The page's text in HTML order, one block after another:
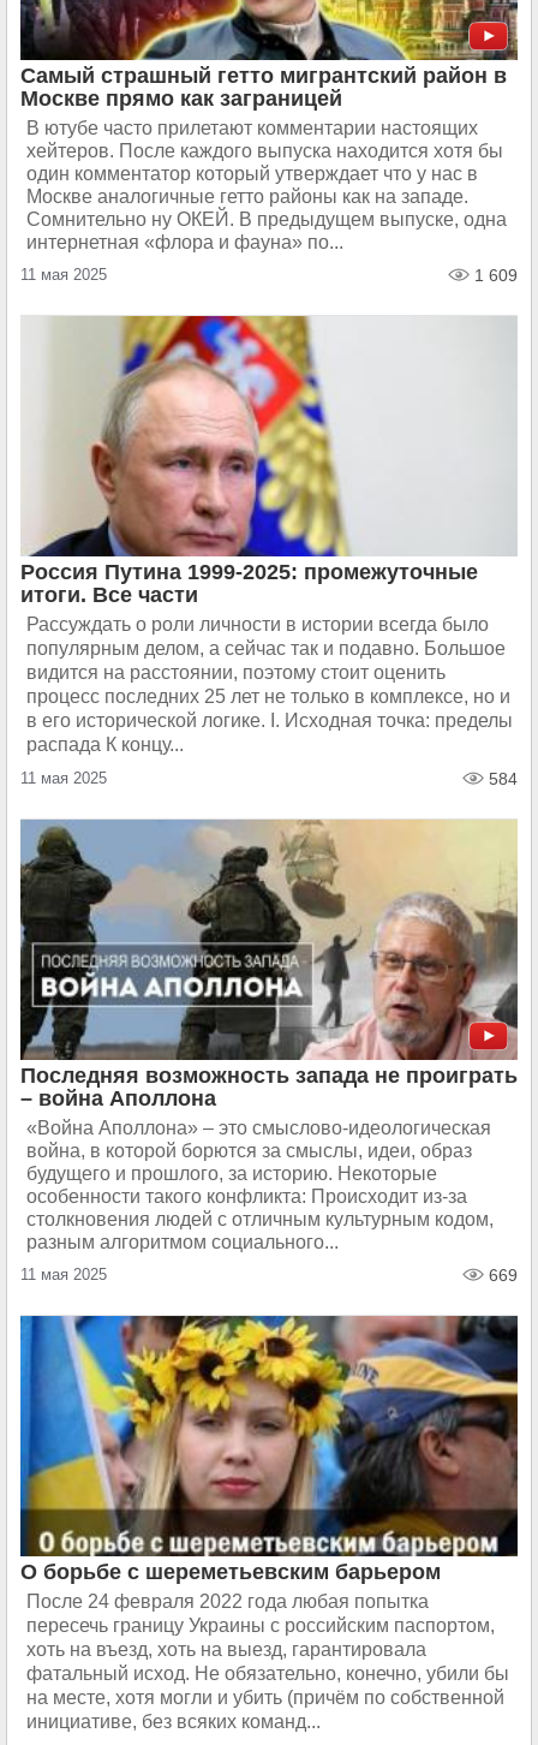
Самый страшный гетто мигрантский район в
Москве прямо как заграницей
В ютубе часто прилетают комментарии настоящих
хейтеров. После каждого выпуска находится хотя бы
один комментатор который утверждает что у нас в
Москве аналогичные гетто районы как на западе.
Сомнительно ну ОКЕЙ. В предыдущем выпуске, одна
интернетная «флора и фауна» по...
11 мая 2025 1 609
Россия Путина 1999-2025: промежуточные
итоги. Все части
Рассуждать о роли личности в истории всегда было
популярным делом, а сейчас так и подавно. Большое
видится на расстоянии, поэтому стоит оценить
процесс последних 25 лет не только в комплексе, но и
в его исторической логике. I. Исходная точка: пределы
распада К концу...
11 мая 2025 584
Последняя возможность запада не проиграть
– война Аполлона
«Война Аполлона» – это смыслово-идеологическая
война, в которой борются за смыслы, идеи, образ
будущего и прошлого, за историю. Некоторые
особенности такого конфликта: Происходит из-за
столкновения людей с отличным культурным кодом,
разным алгоритмом социального...
11 мая 2025 669
О борьбе с шереметьевским барьером
После 24 февраля 2022 года любая попытка
пересечь границу Украины с российским паспортом,
хоть на въезд, хоть на выезд, гарантировала
фатальный исход. Не обязательно, конечно, убили бы
на месте, хотя могли и убить (причём по собственной
инициативе, без всяких команд...